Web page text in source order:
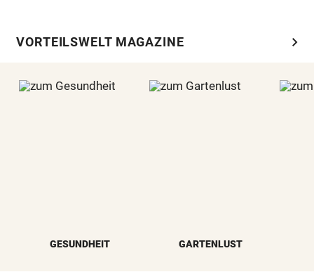
VORTEILSWELT MAGAZINE chevron_right
GESUNDHEIT GARTENLUST